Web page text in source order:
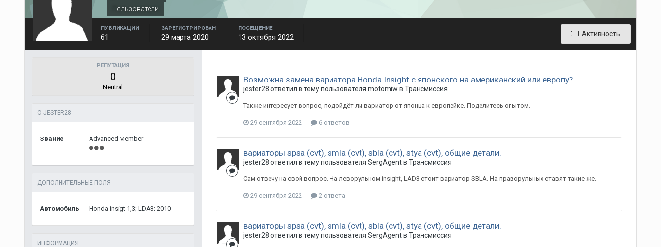
Пользователи
Активность
ПУБЛИКАЦИИ
61
ЗАРЕГИСТРИРОВАН
29 марта 2020
ПОСЕЩЕНИЕ
13 октября 2022
РЕПУТАЦИЯ
0
Neutral
О JESTER28
Звание Advanced Member
ДОПОЛНИТЕЛЬНЫЕ ПОЛЯ
Автомобиль Honda insigt 1,3; LDA3; 2010
ИНФОРМАЦИЯ
Возможна замена вариатора Honda Insight с японского на американский или европу?
jester28 ответил в тему пользователя motomiw в Трансмиссия
Также интересует вопрос, подойдёт ли вариатор от японца к европейке. Поделитесь опытом.
29 сентября 2022 6 ответов
вариаторы spsa (cvt), smla (cvt), sbla (cvt), stya (cvt), общие детали.
jester28 ответил в тему пользователя SergAgentв Трансмиссия
Сам отвечу на свой вопрос. На леворульном insight, LAD3 стоит вариатор SBLA. На праворульных ставят такие же.
29 сентября 2022 2 ответа
вариаторы spsa (cvt), smla (cvt), sbla (cvt), stya (cvt), общие детали.
jester28 ответил в тему пользователя SergAgentв Трансмиссия